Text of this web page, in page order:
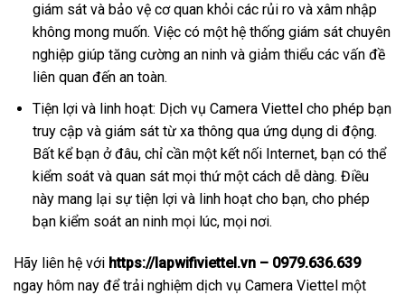
giám sát và bảo vệ cơ quan khỏi các rủi ro và xâm nhập
không mong muốn. Việc có một hệ thống giám sát chuyên
nghiệp giúp tăng cường an ninh và giảm thiểu các vấn đề
liên quan đến an toàn.
Tiện lợi và linh hoạt: Dịch vụ Camera Viettel cho phép bạn
truy cập và giám sát từ xa thông qua ứng dụng di động.
Bất kể bạn ở đâu, chỉ cần một kết nối Internet, bạn có thể
kiểm soát và quan sát mọi thứ một cách dễ dàng. Điều
này mang lại sự tiện lợi và linh hoạt cho bạn, cho phép
bạn kiểm soát an ninh mọi lúc, mọi nơi.
Hãy liên hệ với https://lapwifiviettel.vn – 0979.636.639
ngay hôm nay để trải nghiệm dịch vụ Camera Viettel một